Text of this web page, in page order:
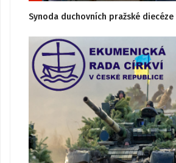
Synoda duchovních pražské diecéze